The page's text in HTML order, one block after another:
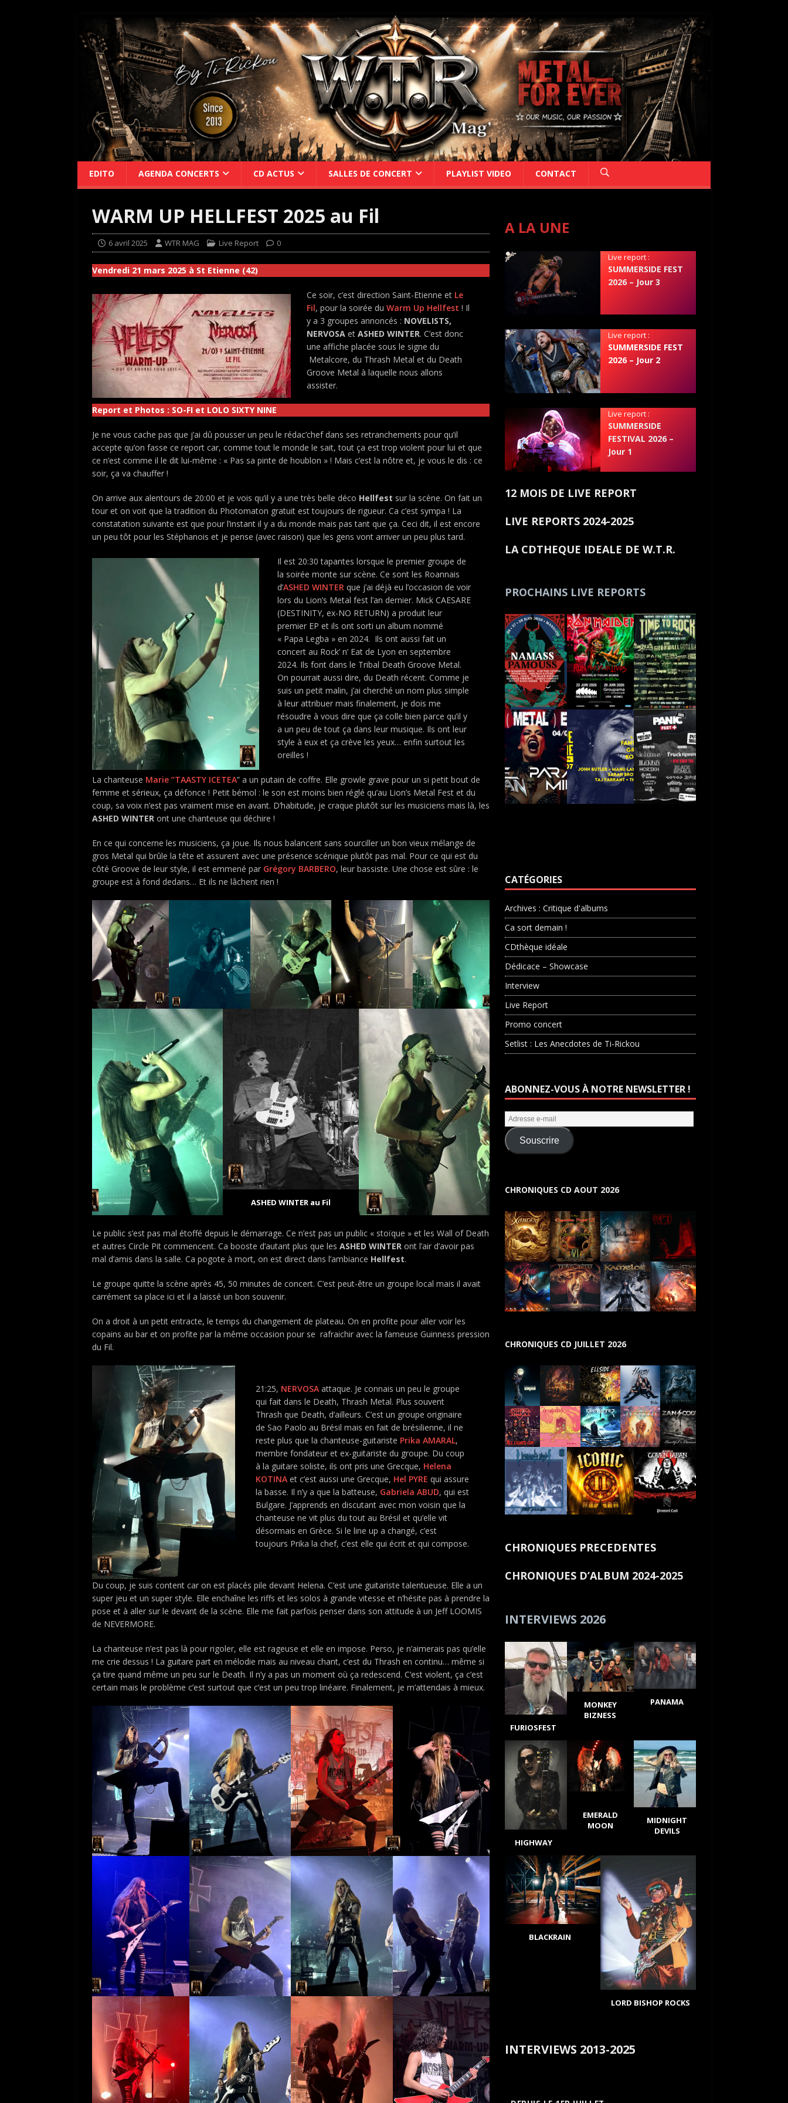
EDITO AGENDA CONCERTS CD ACTUS SALLES DE CONCERT PLAYLIST VIDEO CONTACT
WARM UP HELLFEST 2025 au Fil
6 avril 2025 WTR MAG Live Report 0
Vendredi 21 mars 2025 à St Etienne (42)
Ce soir, c’est direction Saint-Etienne et Le
Fil, pour la soirée duWarm Up Hellfest ! Il
y a 3 groupes annoncés : NOVELISTS,
NERVOSA etASHED WINTER. C’est donc
une affiche placée sous le signe du
Metalcore, du Thrash Metal et du Death
Groove Metal à laquelle nous allons
assister.
Report et Photos : SO-FI et LOLO SIXTY NINE
Je ne vous cache pas que j’ai dû pousser un peu le rédac’chef dans ses retranchements pour qu’il
accepte qu’on fasse ce report car, comme tout le monde le sait, tout ça est trop violent pour lui et que
ce n’est comme il le dit lui-même : « Pas sa pinte de houblon » ! Mais c’est la nôtre et, je vous le dis : ce
soir, ça va chauffer !
On arrive aux alentours de 20:00 et je vois qu’il y a une très belle déco Hellfest sur la scène. On fait un
tour et on voit que la tradition du Photomaton gratuit est toujours de rigueur. Ca c’est sympa ! La
constatation suivante est que pour l’instant il y a du monde mais pas tant que ça. Ceci dit, il est encore
un peu tôt pour les Stéphanois et je pense (avec raison) que les gens vont arriver un peu plus tard.
Il est 20:30 tapantes lorsque le premier groupe de
la soirée monte sur scène. Ce sont les Roannais
d’ASHED WINTER que j’ai déjà eu l’occasion de voir
lors du Lion’s Metal fest l’an dernier. Mick CAESARE
(DESTINITY, ex-NO RETURN) a produit leur
premier EP et ils ont sorti un album nommé
« Papa Legba » en 2024. Ils ont aussi fait un
concert au Rock’ n’ Eat de Lyon en septembre
2024. Ils font dans le Tribal Death Groove Metal.
On pourrait aussi dire, du Death récent. Comme je
suis un petit malin, j’ai cherché un nom plus simple
à leur attribuer mais finalement, je dois me
résoudre à vous dire que ça colle bien parce qu’il y
a un peu de tout ça dans leur musique. Ils ont leur
style à eux et ça crève les yeux… enfin surtout les
oreilles !
La chanteuse Marie “TAASTY ICETEA” a un putain de coffre. Elle growle grave pour un si petit bout de
femme et sérieux, ça défonce ! Petit bémol : le son est moins bien réglé qu’au Lion’s Metal Fest et du
coup, sa voix n’est pas vraiment mise en avant. D’habitude, je craque plutôt sur les musiciens mais là, les
ASHED WINTER ont une chanteuse qui déchire !
En ce qui concerne les musiciens, ça joue. Ils nous balancent sans sourciller un bon vieux mélange de
gros Metal qui brûle la tête et assurent avec une présence scénique plutôt pas mal. Pour ce qui est du
côté Groove de leur style, il est emmené par Grégory BARBERO, leur bassiste. Une chose est sûre : le
groupe est à fond dedans… Et ils ne lâchent rien !
ASHED WINTER au Fil
Le public s’est pas mal étoffé depuis le démarrage. Ce n’est pas un public « stoïque » et les Wall of Death
et autres Circle Pit commencent. Ca booste d’autant plus que les ASHED WINTER ont l’air d’avoir pas
mal d’amis dans la salle. Ca pogote à mort, on est direct dans l’ambiance Hellfest.
Le groupe quitte la scène après 45, 50 minutes de concert. C’est peut-être un groupe local mais il avait
carrément sa place ici et il a laissé un bon souvenir.
On a droit à un petit entracte, le temps du changement de plateau. On en profite pour aller voir les
copains au bar et on profite par la même occasion pour se rafraichir avec la fameuse Guinness pression
du Fil.
21:25, NERVOSAattaque. Je connais un peu le groupe
qui fait dans le Death, Thrash Metal. Plus souvent
Thrash que Death, d’ailleurs. C’est un groupe originaire
de Sao Paolo au Brésil mais en fait de brésilienne, il ne
reste plus que la chanteuse-guitariste Prika AMARAL,
membre fondateur et ex-guitariste du groupe. Du coup
à la guitare soliste, ils ont pris une Grecque, Helena
KOTINAet c’est aussi une Grecque, Hel PYRE qui assure
la basse. Il n’y a que la batteuse, Gabriela ABUD, qui est
Bulgare. J’apprends en discutant avec mon voisin que la
chanteuse ne vit plus du tout au Brésil et qu’elle vit
désormais en Grèce. Si le line up a changé, c’est
toujours Prika la chef, c’est elle qui écrit et qui compose.
Du coup, je suis content car on est placés pile devant Helena. C’est une guitariste talentueuse. Elle a un
super jeu et un super style. Elle enchaîne les riffs et les solos à grande vitesse et n’hésite pas à prendre la
pose et à aller sur le devant de la scène. Elle me fait parfois penser dans son attitude à un Jeff LOOMIS
de NEVERMORE.
La chanteuse n’est pas là pour rigoler, elle est rageuse et elle en impose. Perso, je n’aimerais pas qu’elle
me crie dessus ! La guitare part en mélodie mais au niveau chant, c’est du Thrash en continu… même si
ça tire quand même un peu sur le Death. Il n’y a pas un moment où ça redescend. C’est violent, ça c’est
certain mais le problème c’est surtout que c’est un peu trop linéaire. Finalement, je m’attendais à mieux.
A LA UNE
Live report :
SUMMERSIDE FEST
2026 – Jour 3
Live report :
SUMMERSIDE FEST
2026 – Jour 2
Live report :
SUMMERSIDE
FESTIVAL 2026 –
Jour 1
12 MOIS DE LIVE REPORT
LIVE REPORTS 2024-2025
LA CDTHEQUE IDEALE DE W.T.R.
PROCHAINS LIVE REPORTS
CATÉGORIES
Archives : Critique d'albums
Ca sort demain !
CDthèque idéale
Dédicace – Showcase
Interview
Live Report
Promo concert
Setlist : Les Anecdotes de Ti-Rickou
ABONNEZ-VOUS À NOTRE NEWSLETTER !
Souscrire
CHRONIQUES CD AOUT 2026
CHRONIQUES CD JUILLET 2026
CHRONIQUES PRECEDENTES
CHRONIQUES D’ALBUM 2024-2025
INTERVIEWS 2026
FURIOSFEST
MONKEY
BIZNESS
PANAMA
HIGHWAY
EMERALD
MOON
MIDNIGHT
DEVILS
BLACKRAIN
LORD BISHOP ROCKS
INTERVIEWS 2013-2025